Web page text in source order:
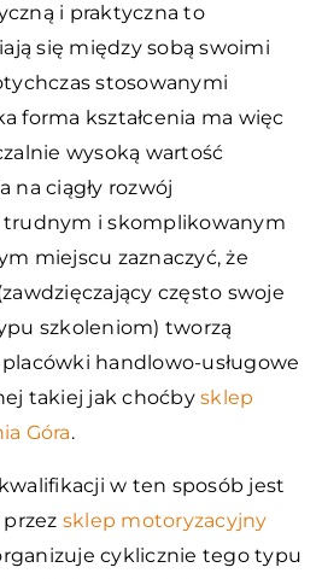
i praktyczna to
się między sobą swoimi
stosowanymi
forma kształcenia ma więc
wysoką wartość
na ciągły rozwój
i skomplikowanym
miejscu zaznaczyć, że
często swoje
szkoleniom) tworzą
handlowo-usługowe
takiej jak choćby sklep
Góra.
w ten sposób jest
sklep motoryzacyjny
cyklicznie tego typu